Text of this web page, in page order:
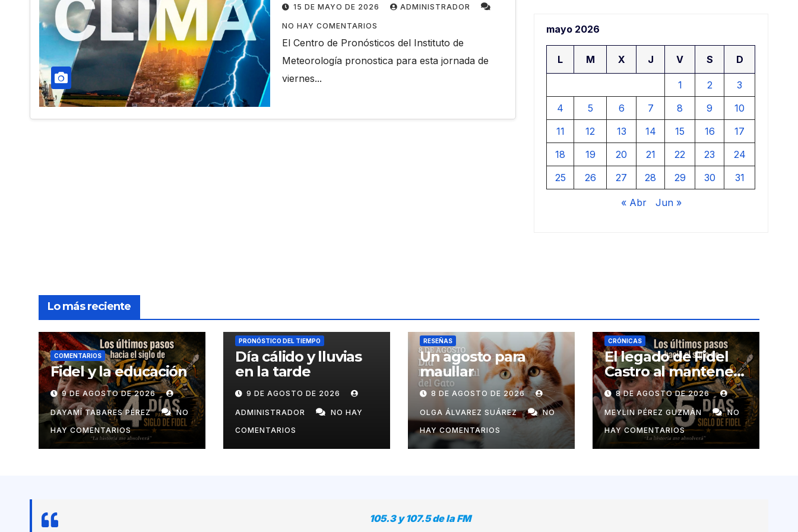
15 DE MAYO DE 2026 ADMINISTRADOR
NO HAY COMENTARIOS
El Centro de Pronósticos del Instituto de
Meteorología pronostica para esta jornada de
viernes...
mayo 2026
L M X J V S D
1 2
3
4
5 6 7 8 9
10
11
12 13 14 15 16
17
18
19 20 21 22 23
24
25
26 27 28 29 30 31
« Abr Jun »
Lo más reciente
COMENTARIOS
Fidel y la educación
9 DE AGOSTO DE 2026
DAYAMÍ TABARES PÉREZ
NO
HAY COMENTARIOS
PRONÓSTICO DEL TIEMPO
Día cálido y lluvias
en la tarde
9 DE AGOSTO DE 2026
ADMINISTRADOR
NO HAY
COMENTARIOS
RESEÑAS
Un agosto para
maullar
8 DE AGOSTO DE 2026
OLGA ÁLVAREZ SUÁREZ
NO
HAY COMENTARIOS
CRÓNICAS
El legado de Fidel
Castro al mantener
la enseñanza como
un derecho
universal
8 DE AGOSTO DE 2026
MEYLIN PÉREZ GUZMÁN
NO
HAY COMENTARIOS
105.3 y 107.5 de la FM